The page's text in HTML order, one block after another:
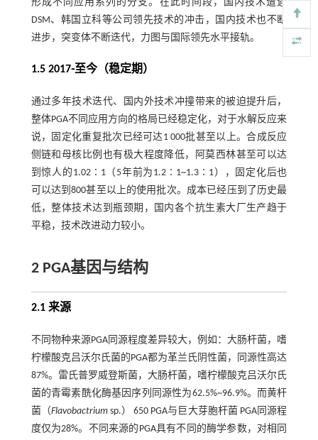
形成不同应用系列的分支。在此时间段，国内技术遭遇
DSM、韩国立科等公司领先技术的冲击，国内技术也不断
进步，突变体不断迭代，力图与国际领先水平接轨。
1.5 2017⁃至今（稳定期）
通过多年技术迭代、国内外技术冲撞带来的被迫提升后，
整体PGA不同应用方向的格局已经稳定化，对于水解反应来
说，固定化重复批次已经可达1 000批甚至以上。合成反应
侧链和母核比例也有极大程度降低，阿莫西林甚至可以达
到惊人的1.02∶1（5年前为1.2∶1~1.3∶1），固定化后也
可以达到800甚至以上的使用批次。成本已经压到了历史最
低，整体技术达到瓶颈期，国内各个抗生素大厂生产趋于
平稳，技术改进动力较小。
2 PGA基因与结构
2.1 来源
不同物种来源PGA同源程度差异较大，例如：大肠杆菌，嗜
柠檬酸克吕沃尔氏菌的PGA都为革兰氏阴性菌，同源性高达
87%。雷氏普罗威登斯菌，大肠杆菌，嗜柠檬酸克吕沃尔氏
菌的青霉素酰化酶基因序列同源性为62.5%~96.9%。而黄杆
菌（Flavobactriumsp.） 650 PGA与巨大芽胞杆菌 PGA同源程
度仅为28%。不同来源的PGA具有不同的酶学参数，对相同